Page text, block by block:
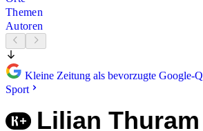
Themen
Autoren
Kleine Zeitung als bevorzugte Google-
Sport
Lilian Thuram